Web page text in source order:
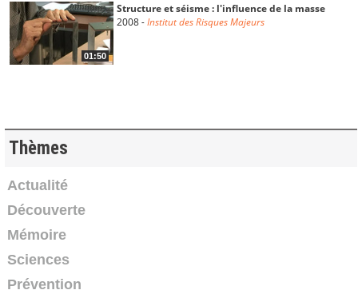
01:50
Structure et séisme : l'influence de la masse
2008-Institut des Risques Majeurs
Thèmes
Actualité
Découverte
Mémoire
Sciences
Prévention